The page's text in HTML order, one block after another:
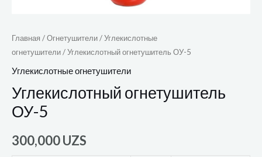
Главная /Огнетушители/Углекислотные
огнетушители/ Углекислотный огнетушитель ОУ-5
Углекислотные огнетушители
Углекислотный огнетушитель
ОУ-5
300,000UZS